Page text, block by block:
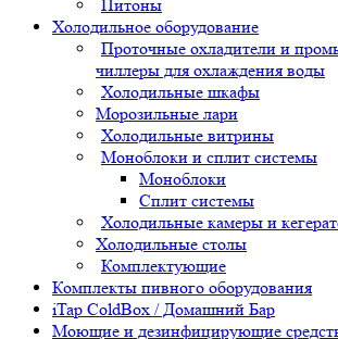
Питоны
Холодильное оборудование
Проточные охладители и
чиллеры для охлаждения воды
Холодильные шкафы
Морозильные лари
Холодильные витрины
Моноблоки и сплит системы
Моноблоки
Сплит системы
Холодильные камеры и
Холодильные столы
Комплектующие
Комплекты пивного оборудования
iTap ColdBox / Домашний Бар
Моющие и дезинфицирующие